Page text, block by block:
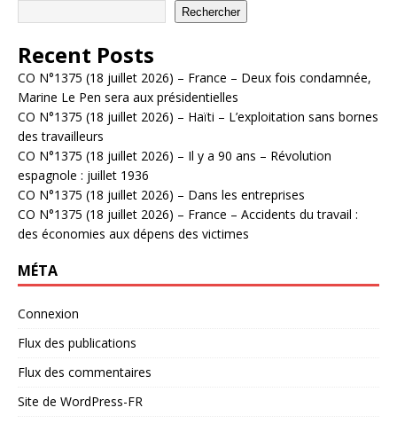
Rechercher
Recent Posts
CO N°1375 (18 juillet 2026) – France – Deux fois condamnée,
Marine Le Pen sera aux présidentielles
CO N°1375 (18 juillet 2026) – Haïti – L’exploitation sans bornes
des travailleurs
CO N°1375 (18 juillet 2026) – Il y a 90 ans – Révolution
espagnole : juillet 1936
CO N°1375 (18 juillet 2026) – Dans les entreprises
CO N°1375 (18 juillet 2026) – France – Accidents du travail :
des économies aux dépens des victimes
MÉTA
Connexion
Flux des publications
Flux des commentaires
Site de WordPress-FR